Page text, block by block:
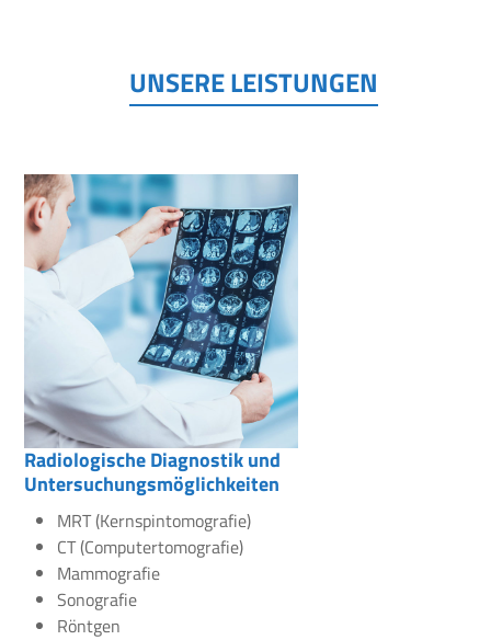
UNSERE LEISTUNGEN
Radiologische Diagnostik und
Untersuchungsmöglichkeiten
MRT (Kernspintomografie)
CT (Computertomografie)
Mammografie
Sonografie
Röntgen